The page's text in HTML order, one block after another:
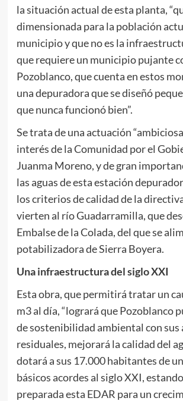
la situación actual de esta planta,
dimensionada para la población
municipio y que no es la
que requiere un municipio pujante
Pozoblanco, que cuenta en estos
una depuradora que se diseñó
que nunca funcionó bien”.
Se trata de una actuación
interés de la Comunidad por el
Juanma Moreno, y de gran
las aguas de esta estación
los criterios de calidad de la
vierten al río Guadarramilla, que
Embalse de la Colada, del que se
potabilizadora de Sierra Boyera.
Una infraestructura del siglo XXI
Esta obra, que permitirá tratar un
m3 al día, “logrará que Pozoblanco
de sostenibilidad ambiental con sus
residuales, mejorará la calidad del
dotará a sus 17.000 habitantes de
básicos acordes al siglo XXI,
preparada esta EDAR para un